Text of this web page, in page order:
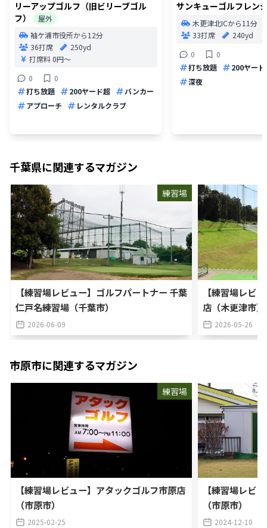
リーアップゴルフ（旧ビリーブゴル
フ）
屋外
袖ケ浦市役所から12分
36打席
250yd
打席料0円〜
0
0
打ち放題
200ヤード超
バンカー
アプローチ
レンタルクラブ
サンキューゴルフレン
木更津北ICから11分
33打席
240yd
0
0
打ち放題
200ヤード
深夜
千葉県に関連するマガジン
練習場
【練習場レビュー】ゴルフパートナー 千葉
仁戸名練習場（千葉市）
2026-06-09
【練習場レビ
店（木更津市）
2026-05-26
市原市に関連するマガジン
練習場
【練習場レビュー】アタックゴルフ市原店
（市原市）
2025-02-25
【練習場レビ
（市原市）
2024-12-10